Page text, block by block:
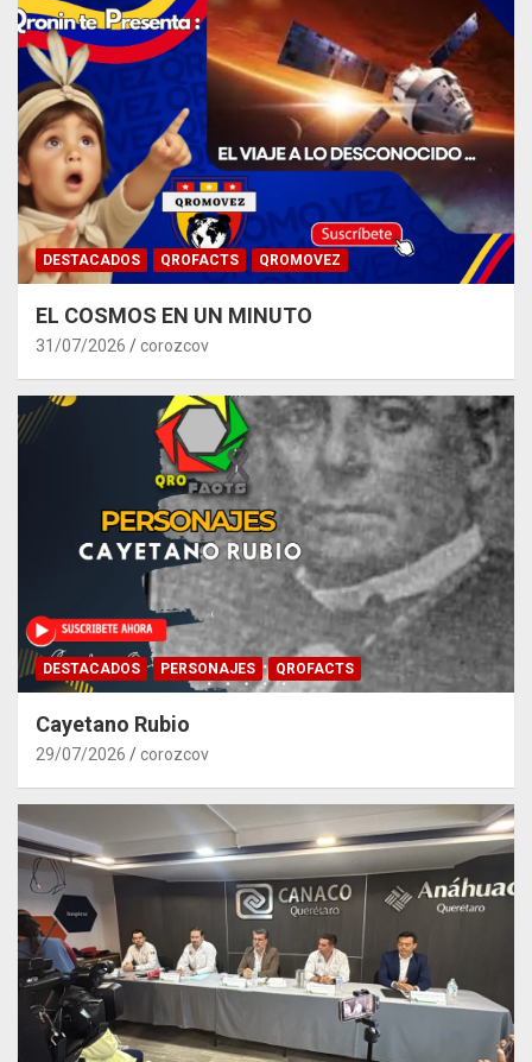
DESTACADOS QROFACTS QROMOVEZ
EL COSMOS EN UN MINUTO
31/07/2026 corozcov
DESTACADOS PERSONAJES QROFACTS
Cayetano Rubio
29/07/2026 corozcov